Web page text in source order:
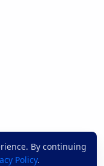
By continuing
Policy.